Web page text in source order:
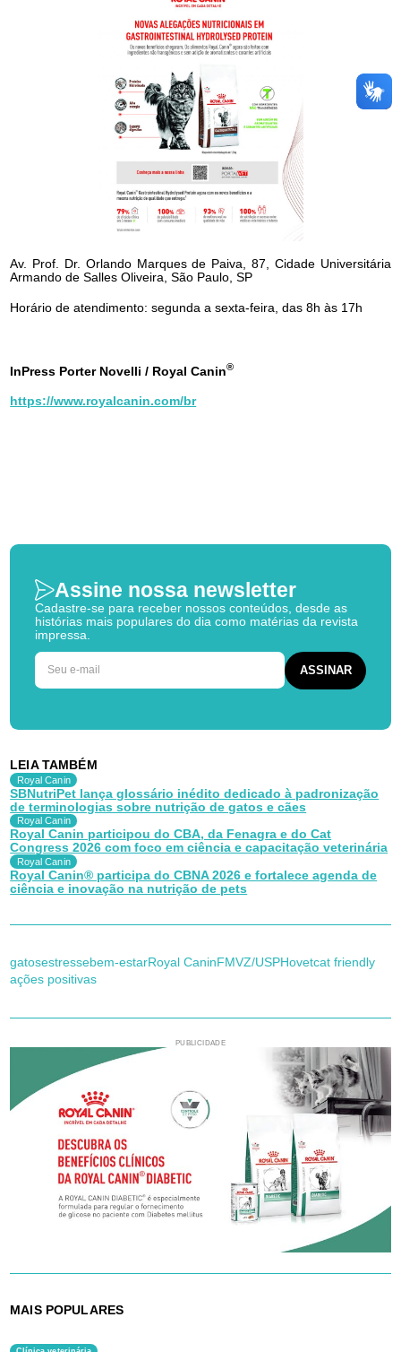
Av. Prof. Dr. Orlando Marques de Paiva, 87, Cidade Universitária
Armando de Salles Oliveira, São Paulo, SP
Horário de atendimento: segunda a sexta-feira, das 8h às 17h
InPress Porter Novelli / Royal Canin®
https://www.royalcanin.com/br
Assine nossa newsletter
Cadastre-se para receber nossos conteúdos, desde as
histórias mais populares do dia como matérias da revista
impressa.
LEIA TAMBÉM
Royal Canin
SBNutriPet lança glossário inédito dedicado à padronização
de terminologias sobre nutrição de gatos e cães
Royal Canin
Royal Canin participou do CBA, da Fenagra e do Cat
Congress 2026 com foco em ciência e capacitação veterinária
Royal Canin
Royal Canin® participa do CBNA 2026 e fortalece agenda de
ciência e inovação na nutrição de pets
gatosestressebem-estarRoyal Canin FMVZ/USPHovetcat friendly
ações positivas
PUBLICIDADE
MAIS POPULARES